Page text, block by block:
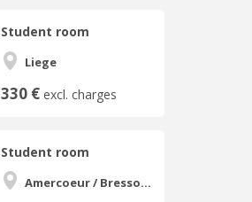
Student room
Liege
330 € excl. charges
Student room
Amercoeur / Bressoux